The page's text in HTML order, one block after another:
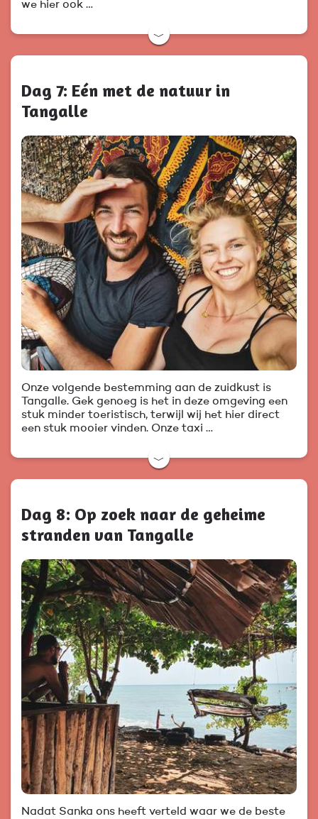
we hier ook …
﹀
Dag 7: Eén met de natuur in
Tangalle
Onze volgende bestemming aan de zuidkust is
Tangalle. Gek genoeg is het in deze omgeving een
stuk minder toeristisch, terwijl wij het hier direct
een stuk mooier vinden. Onze taxi …
﹀
Dag 8: Op zoek naar de geheime
stranden van Tangalle
Nadat Sanka ons heeft verteld waar we de beste